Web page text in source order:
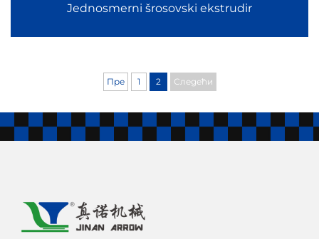
Jednosmerni šrosovski ekstrudir
Пре 1 2 Следећи